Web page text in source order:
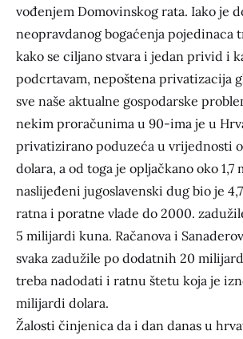
vođenjem Domovinskog rata. Iako je
neopravdanog bogaćenja pojedinaca
kako se ciljano stvara i jedan privid i
podcrtavam, nepoštena privatizacija
sve naše aktualne gospodarske
nekim proračunima u 90-ima je u
privatizirano poduzeća u vrijednosti
dolara, a od toga je opljačkano oko
naslijeđeni jugoslavenski dug bio je
ratna i poratne vlade do 2000.
5 milijardi kuna. Račanova i
svaka zadužile po dodatnih 20
treba nadodati i ratnu štetu koja je
milijardi dolara.
Žalosti činjenica da i dan danas u